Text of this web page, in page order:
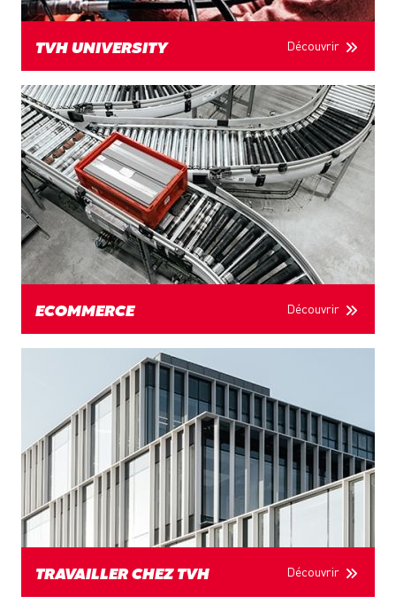
TVH UNIVERSITY Découvrir
ECOMMERCE Découvrir
TRAVAILLER CHEZ TVH Découvrir